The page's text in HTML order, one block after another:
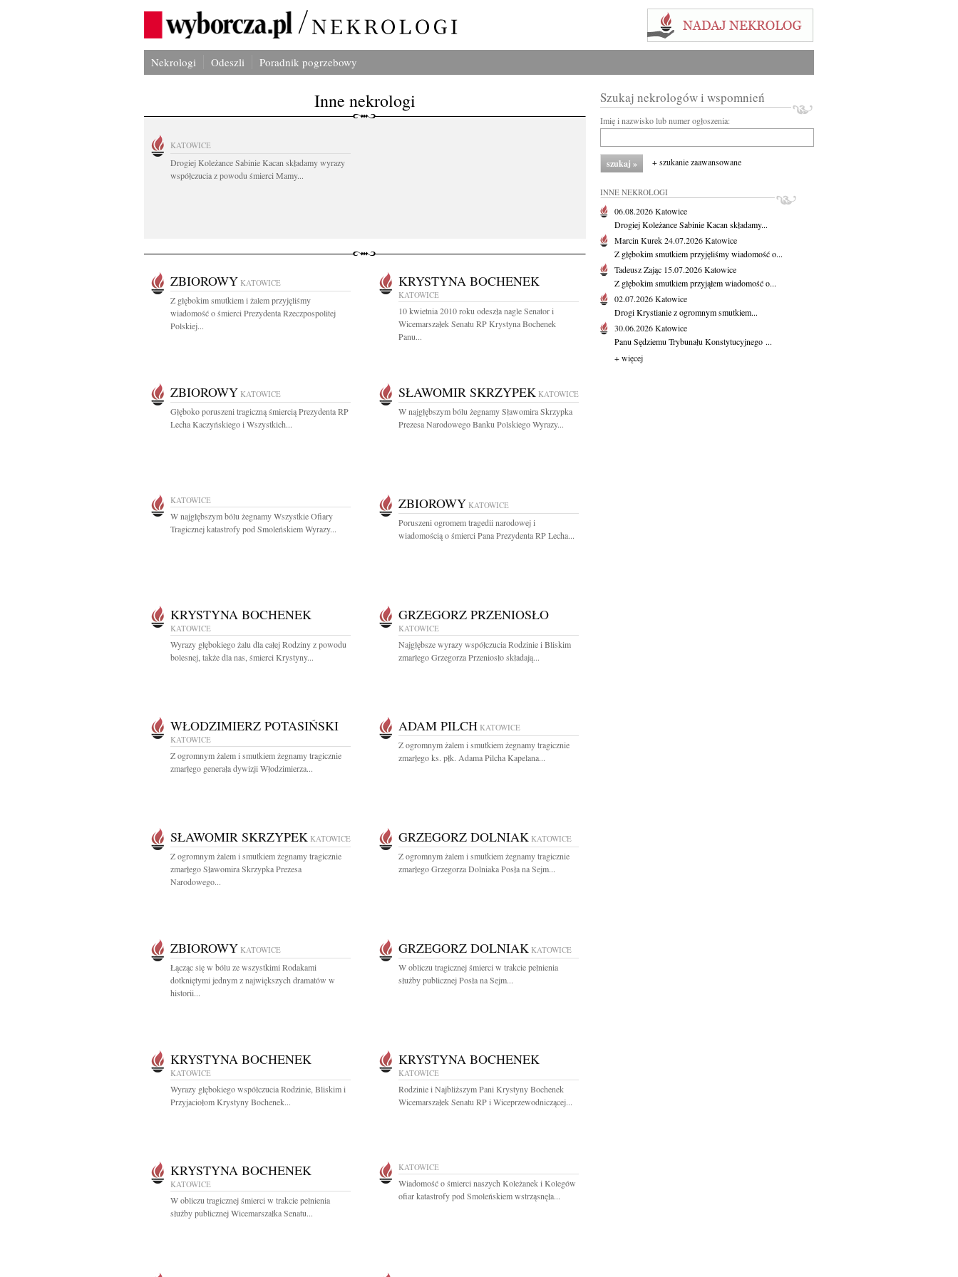
Nekrologi Odeszli Poradnik pogrzebowy
Inne nekrologi
KATOWICE
Drogiej Koleżance Sabinie Kacan składamy wyrazy
współczucia z powodu śmierci Mamy...
ZBIOROWY KATOWICE
Z głębokim smutkiem i żalem przyjęliśmy
wiadomość o śmierci Prezydenta Rzeczpospolitej
Polskiej...
KRYSTYNA BOCHENEK
KATOWICE
10 kwietnia 2010 roku odeszła nagle Senator i
Wicemarszałek Senatu RP Krystyna Bochenek
Panu...
ZBIOROWY KATOWICE
Głęboko poruszeni tragiczną śmiercią Prezydenta RP
Lecha Kaczyńskiego i Wszystkich...
SŁAWOMIR SKRZYPEK KATOWICE
W najgłębszym bólu żegnamy Sławomira Skrzypka
Prezesa Narodowego Banku Polskiego Wyrazy...
KATOWICE
W najgłębszym bólu żegnamy Wszystkie Ofiary
Tragicznej katastrofy pod Smoleńskiem Wyrazy...
ZBIOROWY KATOWICE
Poruszeni ogromem tragedii narodowej i
wiadomością o śmierci Pana Prezydenta RP Lecha...
KRYSTYNA BOCHENEK
KATOWICE
Wyrazy głębokiego żalu dla całej Rodziny z powodu
bolesnej, także dla nas, śmierci Krystyny...
GRZEGORZ PRZENIOSŁO
KATOWICE
Najgłębsze wyrazy współczucia Rodzinie i Bliskim
zmarłego Grzegorza Przeniosło składają...
WŁODZIMIERZ POTASIŃSKI
KATOWICE
Z ogromnym żalem i smutkiem żegnamy tragicznie
zmarłego generała dywizji Włodzimierza...
ADAM PILCH KATOWICE
Z ogromnym żalem i smutkiem żegnamy tragicznie
zmarłego ks. płk. Adama Pilcha Kapelana...
SŁAWOMIR SKRZYPEK KATOWICE
Z ogromnym żalem i smutkiem żegnamy tragicznie
zmarłego Sławomira Skrzypka Prezesa
Narodowego...
GRZEGORZ DOLNIAK KATOWICE
Z ogromnym żalem i smutkiem żegnamy tragicznie
zmarłego Grzegorza Dolniaka Posła na Sejm...
ZBIOROWY KATOWICE
Łącząc się w bólu ze wszystkimi Rodakami
dotkniętymi jednym z największych dramatów w
historii...
GRZEGORZ DOLNIAK KATOWICE
W obliczu tragicznej śmierci w trakcie pełnienia
służby publicznej Posła na Sejm...
KRYSTYNA BOCHENEK
KATOWICE
Wyrazy głębokiego współczucia Rodzinie, Bliskim i
Przyjaciołom Krystyny Bochenek...
KRYSTYNA BOCHENEK
KATOWICE
Rodzinie i Najbliższym Pani Krystyny Bochenek
Wicemarszałek Senatu RP i Wiceprzewodniczącej...
KRYSTYNA BOCHENEK
KATOWICE
W obliczu tragicznej śmierci w trakcie pełnienia
służby publicznej Wicemarszałka Senatu...
KATOWICE
Wiadomość o śmierci naszych Koleżanek i Kolegów
ofiar katastrofy pod Smoleńskiem wstrząsnęła...
Szukaj nekrologów i wspomnień
Imię i nazwisko lub numer ogłoszenia:
+ szukanie zaawansowane
INNE NEKROLOGI
06.08.2026Katowice
Drogiej Koleżance Sabinie Kacan składamy...
Marcin Kurek24.07.2026Katowice
Z głębokim smutkiem przyjęliśmy wiadomość o...
Tadeusz Zając 15.07.2026Katowice
Z głębokim smutkiem przyjąłem wiadomość o...
02.07.2026Katowice
Drogi Krystianie z ogromnym smutkiem...
30.06.2026Katowice
Panu Sędziemu Trybunału Konstytucyjnego ...
+ więcej